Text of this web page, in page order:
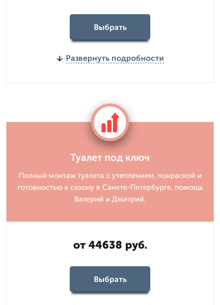
Выбрать
Развернуть подробности
Туалет под ключ
Полный монтаж туалета с утеплением, покраской и
готовностью к сезону в Санкте-Петербурге, помощь
Валерий и Дмитpий.
от 44638 руб.
Выбрать